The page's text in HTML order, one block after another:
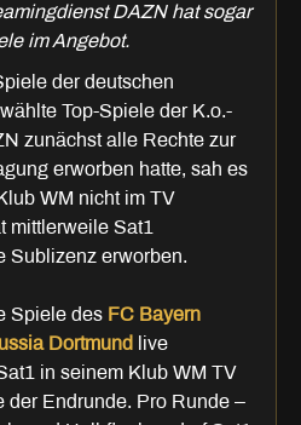
DAZN hat sogar
im Angebot.
der deutschen
Top-Spiele der K.o.-
zunächst alle Rechte zur
erworben hatte, sah es
WM nicht im TV
mittlerweile Sat1
Sublizenz erworben.
Spiele des FC Bayern
Dortmund
live
in seinem Klub WM TV
der Endrunde. Pro Runde –